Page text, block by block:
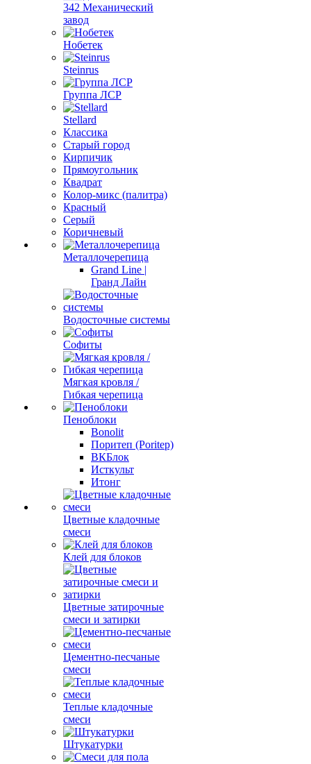
342 Механический
завод
Нобетек
Steinrus
Группа ЛСР
Stellard
Классика
Старый город
Кирпичик
Прямоугольник
Квадрат
Колор-микс (палитра)
Красный
Серый
Коричневый
Металлочерепица
Grand Line |
Гранд Лайн
Водосточные системы
Софиты
Мягкая кровля /
Гибкая черепица
Пеноблоки
Bonolit
Поритеп (Poritep)
ВКБлок
Исткульт
Итонг
Цветные кладочные
смеси
Клей для блоков
Цветные затирочные
смеси и затирки
Цементно-песчаные
смеси
Теплые кладочные
смеси
Штукатурки